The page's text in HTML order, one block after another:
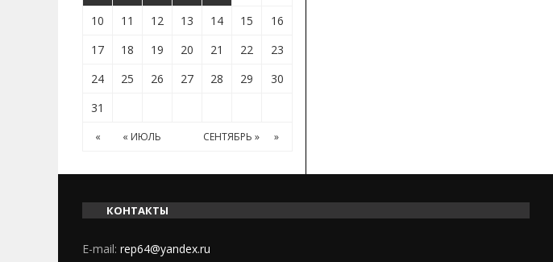
10
11 12 13 14 15
16
17
18 19 20 21 22
23
24
25 26 27 28 29
30
31
« « ИЮЛЬ СЕНТЯБРЬ » »
КОНТАКТЫ
E-mail: rep64@yandex.ru